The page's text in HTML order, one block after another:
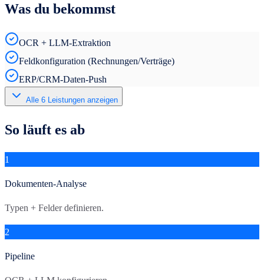
Was du bekommst
OCR + LLM-Extraktion
Feldkonfiguration (Rechnungen/Verträge)
ERP/CRM-Daten-Push
Alle 6 Leistungen anzeigen
So läuft es ab
1
Dokumenten-Analyse
Typen + Felder definieren.
2
Pipeline